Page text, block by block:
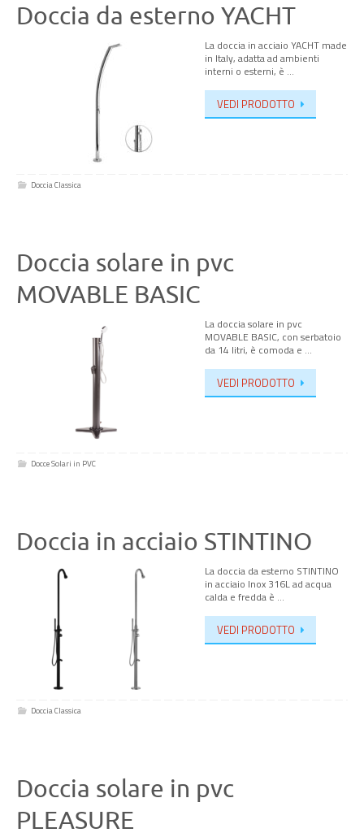
Doccia da esterno YACHT
La doccia in acciaio YACHT made
in Italy, adatta ad ambienti
interni o esterni, è …
VEDI PRODOTTO
Doccia Classica
Doccia solare in pvc
MOVABLE BASIC
La doccia solare in pvc
MOVABLE BASIC, con serbatoio
da 14 litri, è comoda e …
VEDI PRODOTTO
Docce Solari in PVC
Doccia in acciaio STINTINO
La doccia da esterno STINTINO
in acciaio Inox 316L ad acqua
calda e fredda è …
VEDI PRODOTTO
Doccia Classica
Doccia solare in pvc
PLEASURE